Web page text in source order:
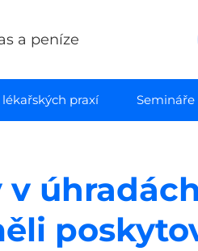
a peníze
praxí Semináře